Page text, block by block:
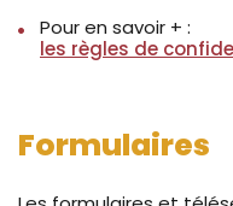
Pour en savoir + :
les règles de
Formulaires